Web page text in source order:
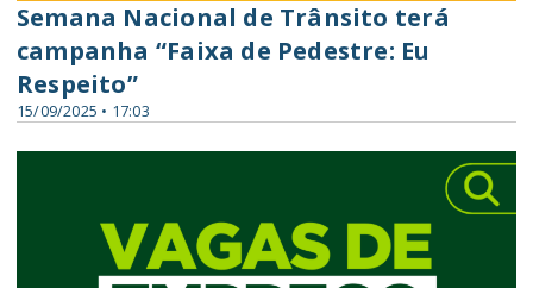
15/09/2025 • 17:03
Semana Nacional de Trânsito terá
campanha “Faixa de Pedestre: Eu
Respeito”